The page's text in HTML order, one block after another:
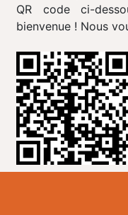
QR code ci-
bienvenue ! Nous